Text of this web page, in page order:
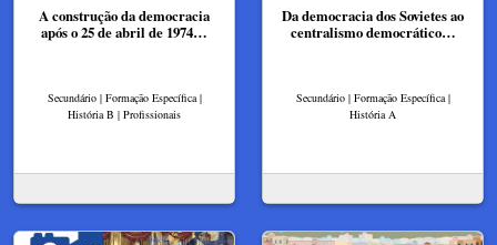
A construção da democracia
após o 25 de abril de 1974…
Secundário | Formação Específica |
História B | Profissionais
Da democracia dos Sovietes ao
centralismo democrático…
Secundário | Formação Específica |
História A